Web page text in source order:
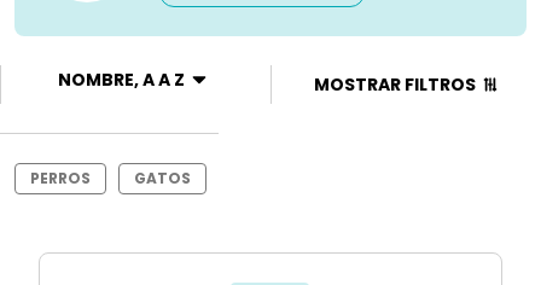
NOMBRE, A A Z MOSTRAR FILTROS
PERROS GATOS